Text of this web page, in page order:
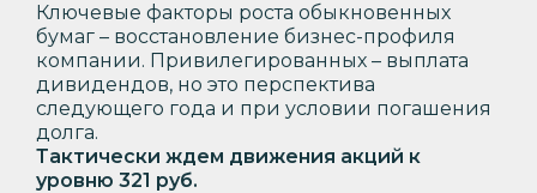
Ключевые факторы роста обыкновенных
бумаг – восстановление бизнес-профиля
компании. Привилегированных – выплата
дивидендов, но это перспектива
следующего года и при условии погашения
долга.
Тактически ждем движения акций к
уровню 321 руб.